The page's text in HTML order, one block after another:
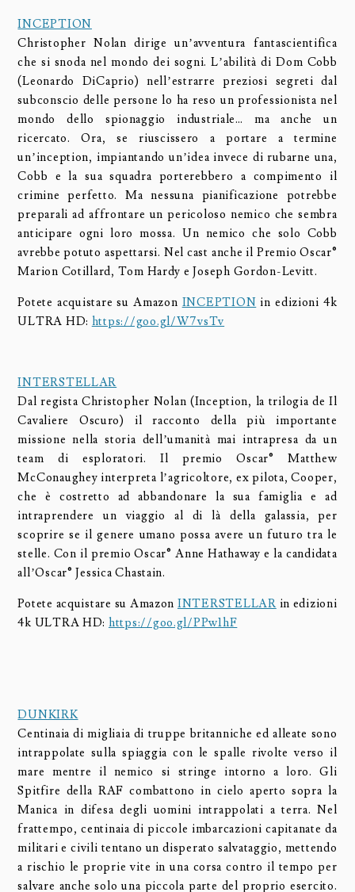
INCEPTION
Christopher Nolan dirige un’avventura fantascientifica
che si snoda nel mondo dei sogni. L’abilità di Dom Cobb
(Leonardo DiCaprio) nell’estrarre preziosi segreti dal
subconscio delle persone lo ha reso un professionista nel
mondo dello spionaggio industriale… ma anche un
ricercato. Ora, se riuscissero a portare a termine
un’inception, impiantando un’idea invece di rubarne una,
Cobb e la sua squadra porterebbero a compimento il
crimine perfetto. Ma nessuna pianificazione potrebbe
preparali ad affrontare un pericoloso nemico che sembra
anticipare ogni loro mossa. Un nemico che solo Cobb
avrebbe potuto aspettarsi. Nel cast anche il Premio Oscar®
Marion Cotillard, Tom Hardy e Joseph Gordon-Levitt.
Potete acquistare su Amazon INCEPTION in edizioni 4k
ULTRA HD: https://goo.gl/W7vsTv
INTERSTELLAR
Dal regista Christopher Nolan (Inception, la trilogia de Il
Cavaliere Oscuro) il racconto della più importante
missione nella storia dell’umanità mai intrapresa da un
team di esploratori. Il premio Oscar® Matthew
McConaughey interpreta l’agricoltore, ex pilota, Cooper,
che è costretto ad abbandonare la sua famiglia e ad
intraprendere un viaggio al di là della galassia, per
scoprire se il genere umano possa avere un futuro tra le
stelle. Con il premio Oscar® Anne Hathaway e la candidata
all’Oscar® Jessica Chastain.
Potete acquistare su Amazon INTERSTELLAR in edizioni
4k ULTRA HD: https://goo.gl/PPw1hF
DUNKIRK
Centinaia di migliaia di truppe britanniche ed alleate sono
intrappolate sulla spiaggia con le spalle rivolte verso il
mare mentre il nemico si stringe intorno a loro. Gli
Spitfire della RAF combattono in cielo aperto sopra la
Manica in difesa degli uomini intrappolati a terra. Nel
frattempo, centinaia di piccole imbarcazioni capitanate da
militari e civili tentano un disperato salvataggio, mettendo
a rischio le proprie vite in una corsa contro il tempo per
salvare anche solo una piccola parte del proprio esercito.